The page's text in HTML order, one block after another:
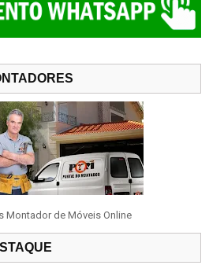
Montador de Móveis Online